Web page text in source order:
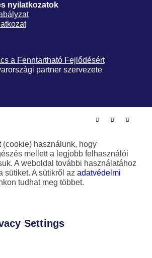
nyilatkozatok
a Fenntartható Fejlődésért
partner szervezete
(cookie) használunk, hogy
mellett a legjobb felhasználói
A weboldal további használatához
sütiket. A sütikről azadatvédelmi
tudhat meg többet.
Settings